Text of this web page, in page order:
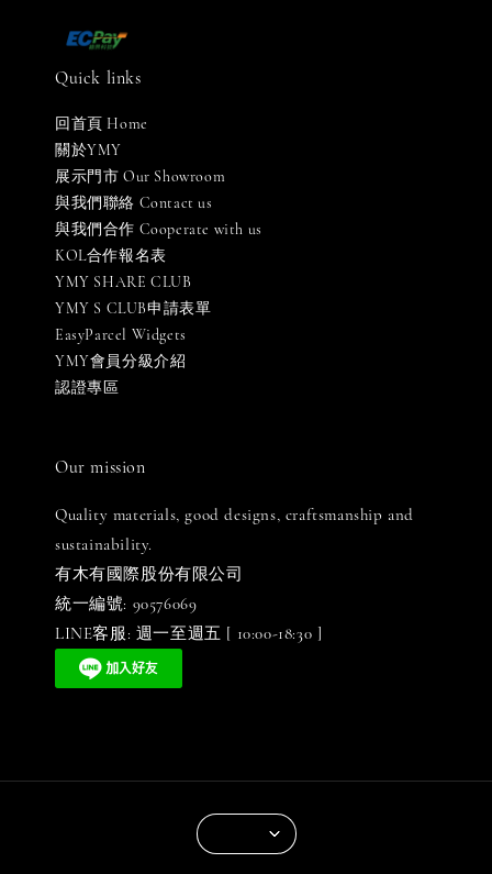
Quick links
回首頁 Home
關於YMY
展示門市 Our Showroom
與我們聯絡 Contact us
與我們合作 Cooperate with us
KOL合作報名表
YMY SHARE CLUB
YMY S CLUB申請表單
EasyParcel Widgets
YMY會員分級介紹
認證專區
Our mission
Quality materials, good designs, craftsmanship and
sustainability.
有木有國際股份有限公司
統一編號: 90576069
LINE客服: 週一至週五 [ 10:00-18:30 ]